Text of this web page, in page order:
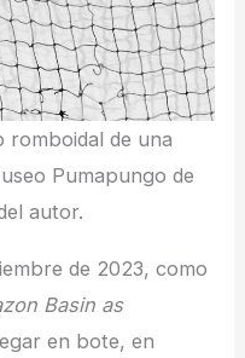
romboidal de una
Pumapungo de
autor.
de 2023, como
Basin as
en bote, en